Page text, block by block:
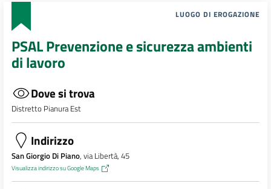
LUOGO DI EROGAZIONE
PSAL Prevenzione e sicurezza ambienti
di lavoro
Dove si trova
Distretto Pianura Est
Indirizzo
San Giorgio Di Piano, via Libertà, 45
Visualizza indirizzo su Google Maps